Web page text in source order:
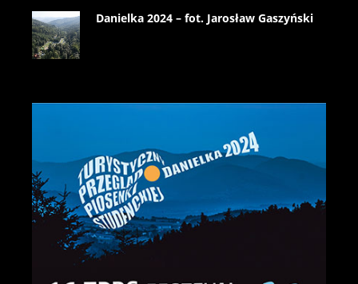
Danielka 2024 – fot. Jarosław Gaszyński